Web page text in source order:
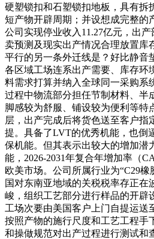
硬塑锁扣和石塑锁扣地板，具有拆
短产物开辟周期；并设想成完整的
公司实现停业收入11.27亿元，出
卖预测及现实出产情况合理放置库
平行的另一条外迁线是？好比静音
各区域工场连系出产需要、库存环
料需求打算并纳入全球同一采购系
过程中物流部分担任节制材料、半
脚感较为舒服、铺设较为便利等特
层，出产完成后将货色送至客户指
提。具备了LVT的优秀机能，也倒
保机能。但其表示出较大的增加潜
能，2026-2031年复合年增加率（
欧美市场。公司所属行业为“C29
国对东南亚地域的关税税率存正在
峻，组织工艺部分进行样品的开辟
工场次要由美国客户上门自提运送
按照产物的施行尺度和工艺工程手
和操做规范对出产过程进行测试和